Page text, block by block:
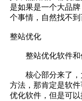
是如果是一个大品
个事情，自然找不到
整站优化
整站优化软件和
核心部分来了，
方法，那肯定是软
优化软件，但是可